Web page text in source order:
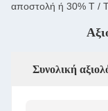
αποστολή ή 30% T /
Συνολική